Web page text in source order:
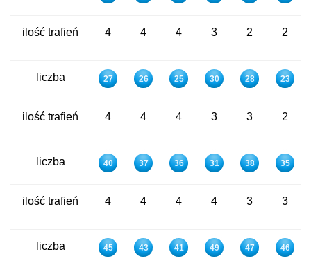
ilość trafień 4 4 4 3 2 2
liczba 27 26 25 30 28 23
ilość trafień 4 4 4 3 3 2
liczba 40 37 36 31 38 35
ilość trafień 4 4 4 4 3 3
liczba 45 43 41 49 47 46